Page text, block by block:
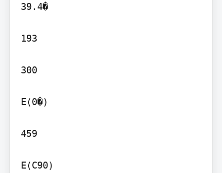
39.4�
193
300
E(0�)
459
E(C90)